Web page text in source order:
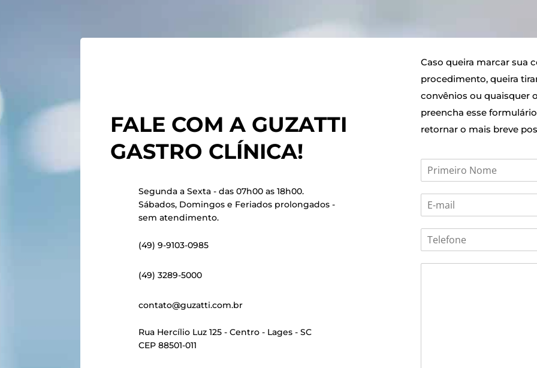
FALE COM A GUZATTI
GASTRO CLÍNICA!
Segunda a Sexta - das 07h00 as 18h00.
Sábados, Domingos e Feriados prolongados -
sem atendimento.
(49) 9-9103-0985
(49) 3289-5000
contato@guzatti.com.br
Rua Hercílio Luz 125 - Centro - Lages - SC
CEP 88501-011
Caso queira marcar sua
procedimento, queira
convênios ou quaisquer
preencha esse
retornar o mais breve